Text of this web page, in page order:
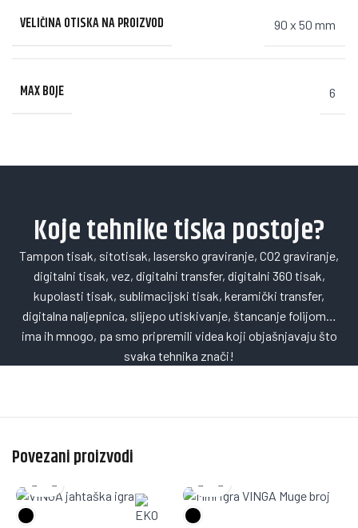
VELIČINA OTISKA NA PROIZVOD 90 x 50 mm
MAX BOJE 6
Koje tehnike tiska postoje?
Tampon tisak, sitotisak, lasersko graviranje, CO2 graviranje,
digitalni tisak, vez, digitalni transfer, digitalni 360 tisak,
kupolasti tisak, sublimacijski tisak, keramički transfer,
digitalna naljepnica, slijepo utiskivanje, štancanje folijom…
ima ih mnogo, pa smo pripremili videa koji objašnjavaju što
svaka tehnika znači!
Povezani proizvodi